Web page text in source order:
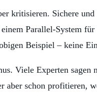
kritisieren. Sichere
Parallel-System
Beispiel – keine
Viele Experten sagen
aber schon profitieren,